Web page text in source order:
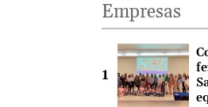
Empresas